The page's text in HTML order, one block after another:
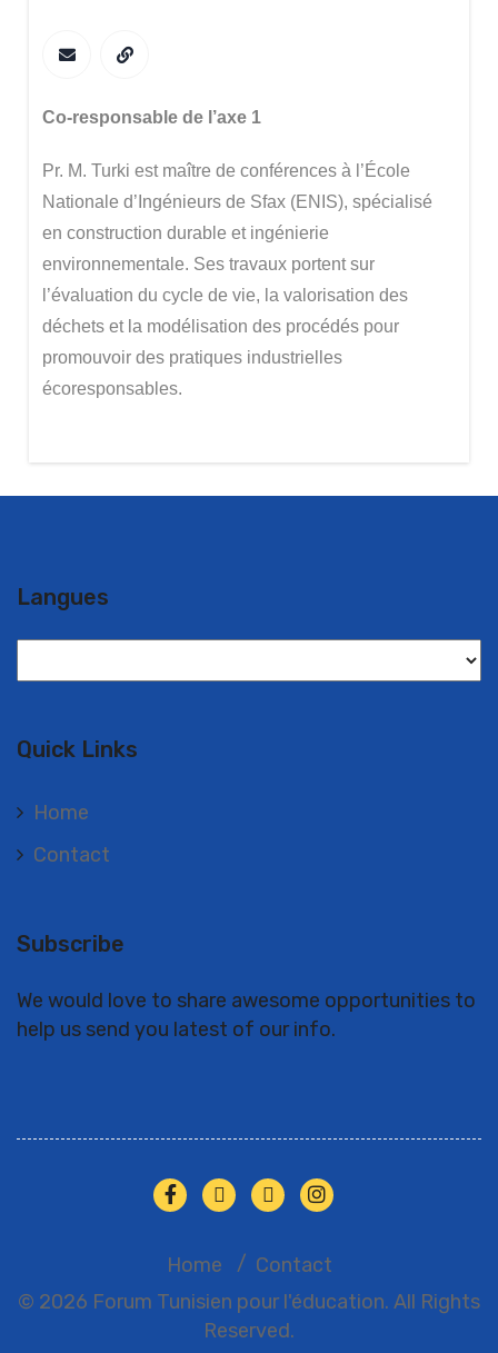
Co-responsable de l’axe 1
Pr. M. Turki est maître de conférences à l’École
Nationale d’Ingénieurs de Sfax (ENIS), spécialisé
en construction durable et ingénierie
environnementale. Ses travaux portent sur
l’évaluation du cycle de vie, la valorisation des
déchets et la modélisation des procédés pour
promouvoir des pratiques industrielles
écoresponsables.
Langues
Quick Links
Home
Contact
Subscribe
We would love to share awesome opportunities to
help us send you latest of our info.
Home
Contact
© 2026 Forum Tunisien pour l'éducation. All Rights
Reserved.